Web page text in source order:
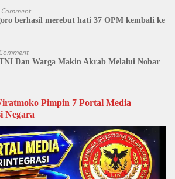
berhasil merebut hati 37 OPM kembali ke
Dan Warga Makin Akrab Melalui Nobar
Pimpin 7 Portal Media
Negara